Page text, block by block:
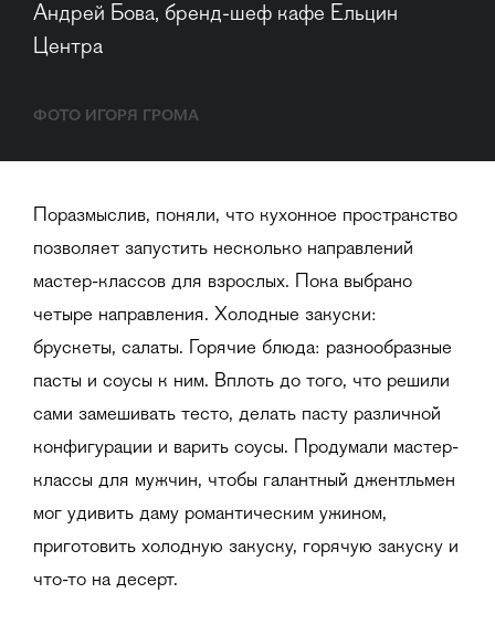
Андрей Бова, бренд-шеф кафе Ельцин
Центра
ФОТО ИГОРЯ ГРОМА
Поразмыслив, поняли, что кухонное пространство
позволяет запустить несколько направлений
мастер-классов для взрослых. Пока выбрано
четыре направления. Холодные закуски:
брускеты, салаты. Горячие блюда: разнообразные
пасты и соусы к ним. Вплоть до того, что решили
сами замешивать тесто, делать пасту различной
конфигурации и варить соусы. Продумали мастер-
классы для мужчин, чтобы галантный джентльмен
мог удивить даму романтическим ужином,
приготовить холодную закуску, горячую закуску и
что-то на десерт.